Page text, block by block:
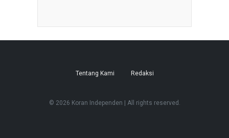
Tentang Kami Redaksi
© 2026 Koran Independen | All rights reserved.